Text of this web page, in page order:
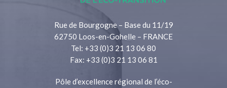
Rue de Bourgogne – Base du 11/19
62750 Loos-en-Gohelle – FRANCE
Tel: +33 (0)3 21 13 06 80
Fax: +33 (0)3 21 13 06 81
Pôle d’excellence régional de l’éco-